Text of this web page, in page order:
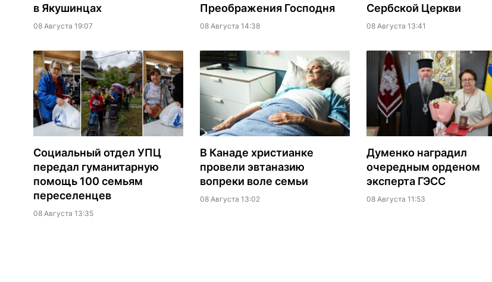
в Якушинцах
08 Августа 19:07
Преображения Господня
08 Августа 14:38
Сербской Церкви
08 Августа 13:41
Социальный отдел УПЦ
передал гуманитарную
помощь 100 семьям
переселенцев
08 Августа 13:35
В Канаде христианке
провели эвтаназию
вопреки воле семьи
08 Августа 13:02
Думенко наградил
очередным орденом
эксперта ГЭСС
08 Августа 11:53